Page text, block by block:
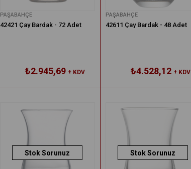
PAŞABAHÇE
42421 Çay Bardak - 72 Adet
₺2.945,69 + KDV
PAŞABAHÇE
42611 Çay Bardak - 48 Adet
₺4.528,12 + KDV
Stok Sorunuz Stok Sorunuz